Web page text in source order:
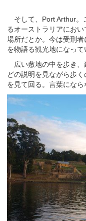
そして、Port Arthur。
るオーストラリアにお
場所だとか。今は受刑
を物語る観光地になって
広い敷地の中を歩き、
どの説明を見ながら歩
を見て回る。言葉になら